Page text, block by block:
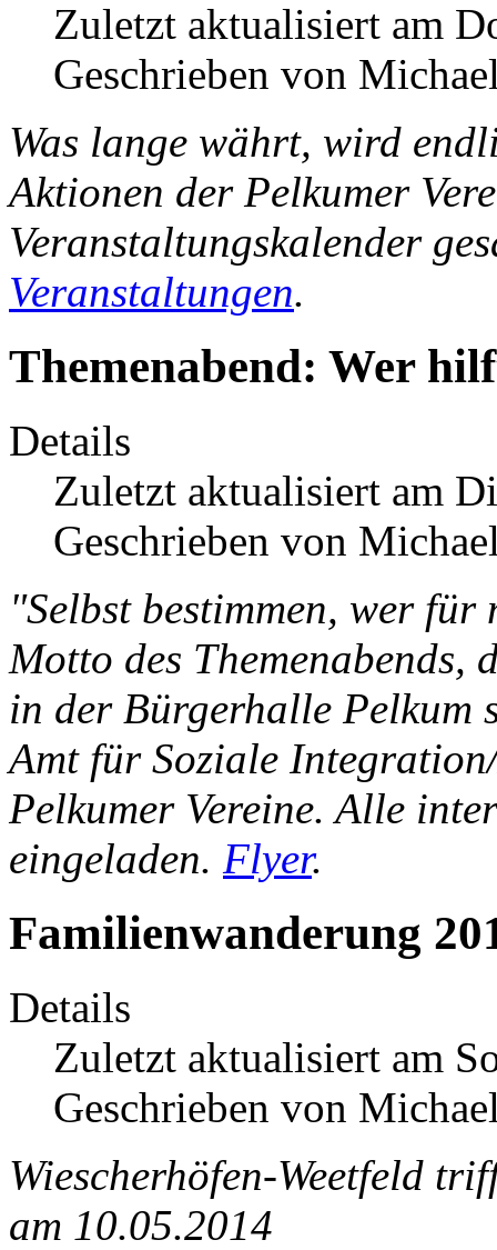
Zuletzt aktualisiert am
Geschrieben von
Was lange währt, wird
Aktionen der Pelkumer
Veranstaltungskalender
Veranstaltungen.
Themenabend: Wer
Details
Zuletzt aktualisiert am
Geschrieben von
"Selbst bestimmen, wer
Motto des Themenabends,
in der Bürgerhalle Pelkum
Amt für Soziale
Pelkumer Vereine. Alle
eingeladen. Flyer.
Familienwanderung
Details
Zuletzt aktualisiert am
Geschrieben von
Wiescherhöfen-Weetfeld
am 10.05.2014